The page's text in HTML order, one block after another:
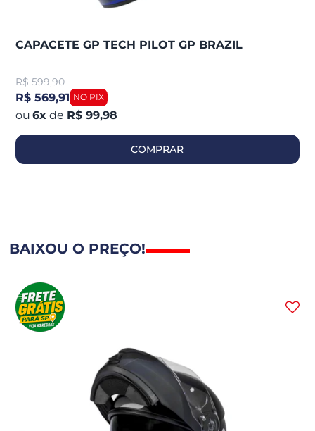
CAPACETE GP TECH PILOT GP BRAZIL
R$ 599,90
R$ 569,91
6x de R$ 99,98
COMPRAR
BAIXOU O PREÇO!